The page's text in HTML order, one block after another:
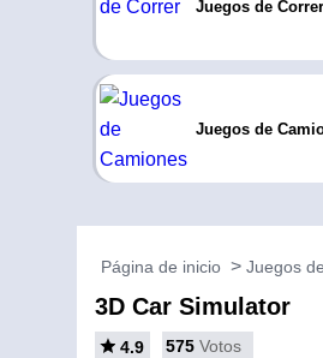
Juegos de Correr
Juegos de
Página de inicio Juegos
3D Car Simulator
4.9 575 Votos